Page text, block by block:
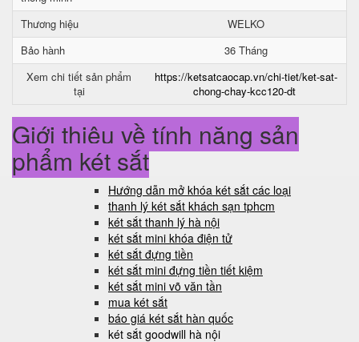
Thương hiệu
WELKO
Bảo hành
36 Tháng
Xem chi tiết sản phẩm
tại
https://ketsatcaocap.vn/chi-tiet/ket-sat-
chong-chay-kcc120-dt
Giới thiệu về tính năng sản
phẩm két sắt
Hướng dẫn mở khóa két sắt các loại
thanh lý két sắt khách sạn tphcm
két sắt thanh lý hà nội
két sắt mini khóa điện tử
két sắt đựng tiền
két sắt mini đựng tiền tiết kiệm
két sắt mini võ văn tần
mua két sắt
báo giá két sắt hàn quốc
két sắt goodwill hà nội